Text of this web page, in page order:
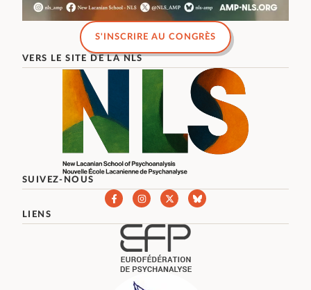
S'INSCRIRE AU CONGRÈS
VERS LE SITE DE LA NLS
SUIVEZ-NOUS
LIENS